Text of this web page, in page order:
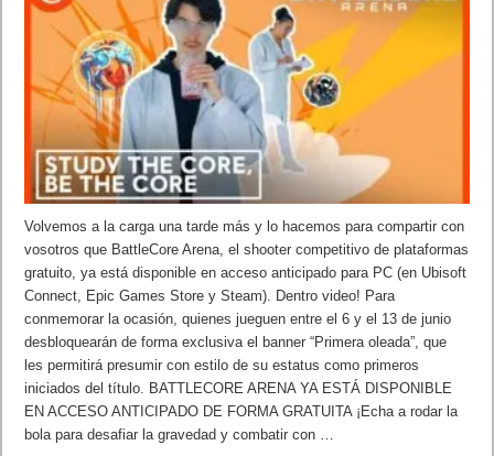
Volvemos a la carga una tarde más y lo hacemos para compartir con
vosotros que BattleCore Arena, el shooter competitivo de plataformas
gratuito, ya está disponible en acceso anticipado para PC (en Ubisoft
Connect, Epic Games Store y Steam). Dentro video! Para
conmemorar la ocasión, quienes jueguen entre el 6 y el 13 de junio
desbloquearán de forma exclusiva el banner “Primera oleada”, que
les permitirá presumir con estilo de su estatus como primeros
iniciados del título. BATTLECORE ARENA YA ESTÁ DISPONIBLE
EN ACCESO ANTICIPADO DE FORMA GRATUITA ¡Echa a rodar la
bola para desafiar la gravedad y combatir con …